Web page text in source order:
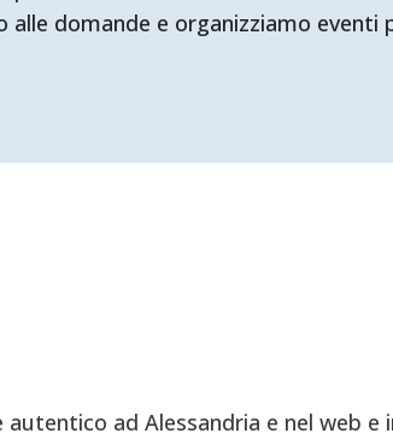
domande e organizziamo eventi
ad Alessandria e nel web e